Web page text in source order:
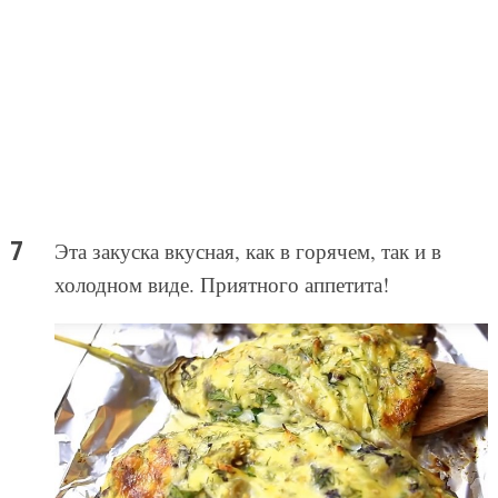
Эта закуска вкусная, как в горячем, так и в
холодном виде. Приятного аппетита!